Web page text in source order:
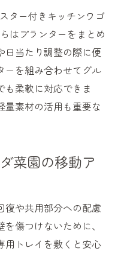
ベランダ菜園移動
なキャスター選び
除と管理が楽にな
ンダ菜園プランタ
スペース菜園アイ
ランダ菜園DIY術
ター付きキッチンワゴ
はプランターをまとめ
日当たり調整の際に便
ーを組み合わせてグル
も柔軟に対応できま
量素材の活用も重要な
菜園の移動ア
復や共用部分への配慮
傷つけないために、
用トレイを敷くと安心